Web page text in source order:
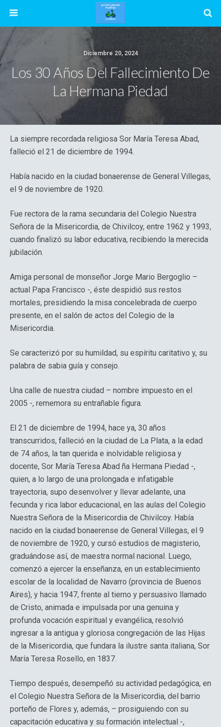
Diciembre 20, 2024
Los 30 Años Del Fallecimiento De
La Hermana Piedad
La siempre recordada religiosa Sor María Teresa Abad,
falleció el 21 de diciembre de 1994.
Había nacido en la ciudad bonaerense de General Villegas,
el 9 de noviembre de 1920.
Fue rectora de la rama secundaria del Colegio Nuestra
Señora de la Misericordia, de Chivilcoy, entre 1962 y 1993,
cuando finalizó su labor educativa, recibiendo la merecida
jubilación.
Amiga personal de monseñor Jorge Mario Bergoglio –
actual Papa Francisco -, éste despidió sus restos
mortales, presidiendo la misa concelebrada de cuerpo
presente, en el salón de actos del Colegio de la
Misericordia.
Se caracterizó por su humildad, su espíritu caritativo y, su
palabra de sabia guía y consejo.
Una calle de nuestra ciudad – nombre impuesto en el
2005 -, rememora su entrañable figura.
El 21 de diciembre de 1994, hace ya, 30 años
transcurridos, falleció en la ciudad de La Plata, a la edad
de 74 años, la tan querida e inolvidable religiosa y
docente, Sor María Teresa Abad ña Hermana Piedad -,
quien, a lo largo de una prolongada e infatigable
trayectoria, supo desenvolver y llevar adelante, una
fecunda y rica labor educacional, en las aulas del Colegio
Nuestra Señora de la Misericordia de Chivilcoy. Había
nacido en la ciudad bonaerense de General Villegas, el 9
de noviembre de 1920, y cursó estudios de magisterio,
graduándose así, de maestra normal nacional. Luego,
comenzó a ejercer la enseñanza, en un establecimiento
escolar de la localidad de Navarro (provincia de Buenos
Aires), y hacia 1947, frente al tierno y persuasivo llamado
de Cristo, animada e impulsada por una genuina y
profunda vocación espiritual y evangélica, resolvió
ingresar a la antigua y gloriosa congregación de las Hijas
de la Misericordia, que fundara la ilustre santa italiana, Sor
María Teresa Rosello, en 1837.
Tiempo después, desempeñó su actividad pedagógica, en
el Colegio Nuestra Señora de la Misericordia, del barrio
porteño de Flores y, además, – prosiguiendo con su
capacitación educativa y su formación intelectual -,